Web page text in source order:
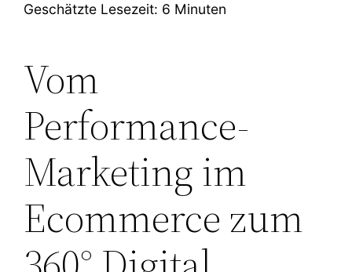
Geschätzte Lesezeit: 6 Minuten
Vom
Performance-
Marketing im
Ecommerce zum